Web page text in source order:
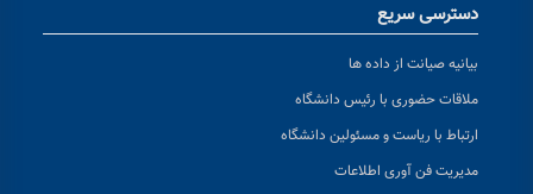
دسترسی سریع
بیانیه صیانت از داده ها
ملاقات حضوری با رئیس دانشگاه
ارتباط با ریاست و مسئولین دانشگاه
مدیریت فن آوری اطلاعات